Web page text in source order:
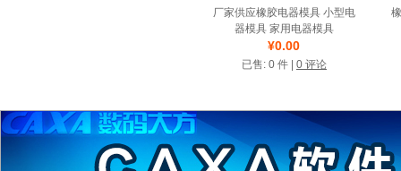
厂家供应橡胶电器模具 小型电
器模具 家用电器模具
店铺名称: 君鑫橡模
¥0.00
已售: 0 件 | 0 评论